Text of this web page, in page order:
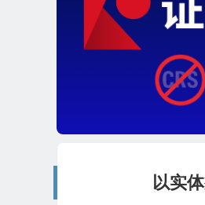
以实